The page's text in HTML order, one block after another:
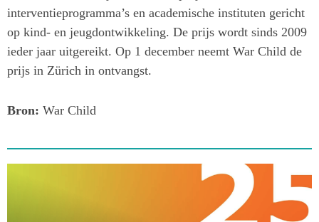
interventieprogramma’s en academische instituten gericht
op kind- en jeugdontwikkeling. De prijs wordt sinds 2009
ieder jaar uitgereikt. Op 1 december neemt War Child de
prijs in Zürich in ontvangst.
Bron: War Child